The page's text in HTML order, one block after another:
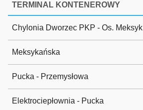
TERMINAL KONTENEROWY
Chylonia Dworzec PKP - Os. Meksyk
Meksykańska
Pucka - Przemysłowa
Elektrociepłownia - Pucka